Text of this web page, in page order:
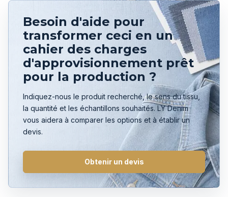
Besoin d'aide pour
transformer ceci en un
cahier des charges
d'approvisionnement prêt
pour la production ?
Indiquez-nous le produit recherché, le sens du tissu,
la quantité et les échantillons souhaités. LY Denim
vous aidera à comparer les options et à établir un
devis.
Obtenir un devis